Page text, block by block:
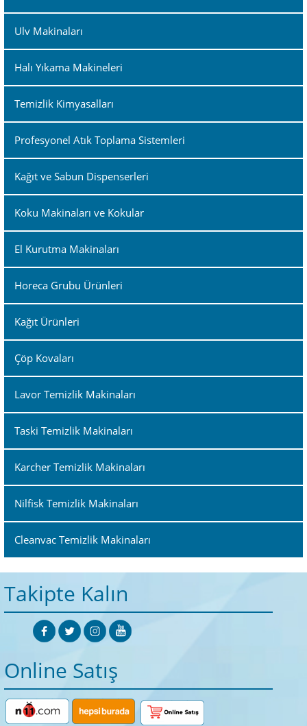
Ulv Makinaları
Halı Yıkama Makineleri
Temizlik Kimyasalları
Profesyonel Atık Toplama Sistemleri
Kağıt ve Sabun Dispenserleri
Koku Makinaları ve Kokular
El Kurutma Makinaları
Horeca Grubu Ürünleri
Kağıt Ürünleri
Çöp Kovaları
Lavor Temizlik Makinaları
Taski Temizlik Makinaları
Karcher Temizlik Makinaları
Nilfisk Temizlik Makinaları
Cleanvac Temizlik Makinaları
Takipte Kalın
Online Satış